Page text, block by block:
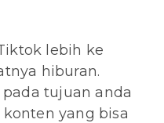
lebih ke
hiburan.
tujuan anda
yang bisa